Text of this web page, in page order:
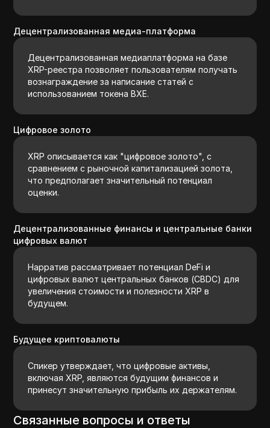
Децентрализованная медиа-платформа
Децентрализованная медиаплатформа на базе
XRP-реестра позволяет пользователям получать
вознаграждение за написание статей с
использованием токена BXE.
Цифровое золото
XRP описывается как "цифровое золото", с
сравнением с рыночной капитализацией золота,
что предполагает значительный потенциал
оценки.
Децентрализованные финансы и центральные банки
цифровых валют
Нарратив рассматривает потенциал DeFi и
цифровых валют центральных банков (CBDC) для
увеличения стоимости и полезности XRP в
будущем.
Будущее криптовалюты
Спикер утверждает, что цифровые активы,
включая XRP, являются будущим финансов и
принесут значительную прибыль их держателям.
Связанные вопросы и ответы